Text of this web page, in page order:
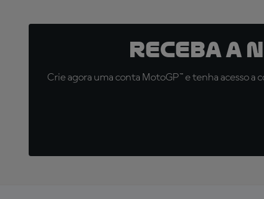
Receba
Crie agora uma conta MotoGP™ e tenha acesso